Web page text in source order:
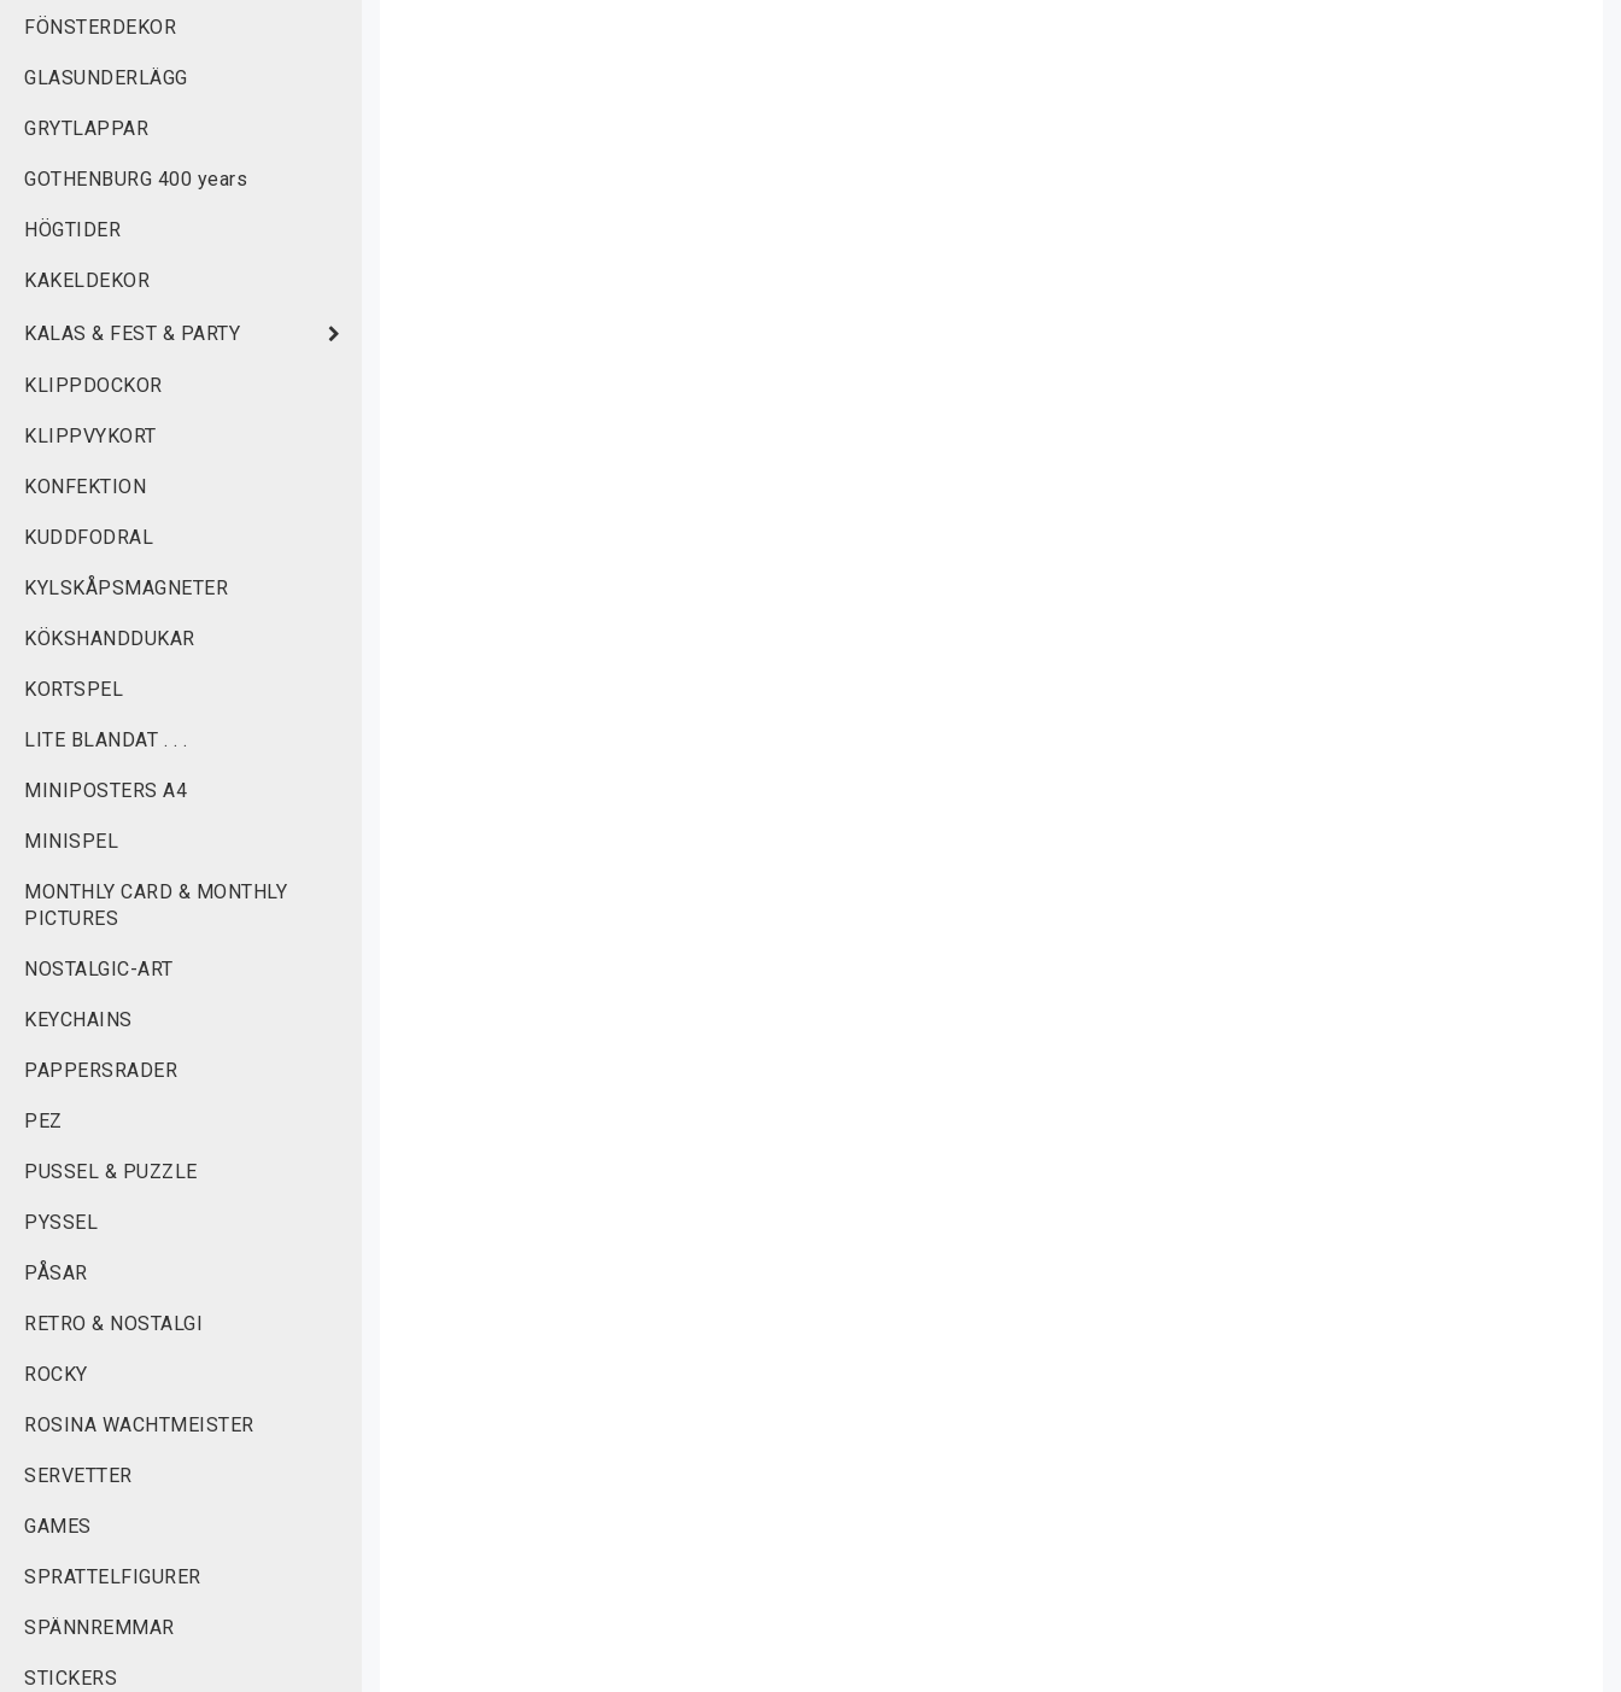
FÖNSTERDEKOR
GLASUNDERLÄGG
GRYTLAPPAR
GOTHENBURG 400 years
HÖGTIDER
KAKELDEKOR
KALAS & FEST & PARTY
KLIPPDOCKOR
KLIPPVYKORT
KONFEKTION
KUDDFODRAL
KYLSKÅPSMAGNETER
KÖKSHANDDUKAR
KORTSPEL
LITE BLANDAT . . .
MINIPOSTERS A4
MINISPEL
MONTHLY CARD & MONTHLY
PICTURES
NOSTALGIC-ART
KEYCHAINS
PAPPERSRADER
PEZ
PUSSEL & PUZZLE
PYSSEL
PÅSAR
RETRO & NOSTALGI
ROCKY
ROSINA WACHTMEISTER
SERVETTER
GAMES
SPRATTELFIGURER
SPÄNNREMMAR
STICKERS